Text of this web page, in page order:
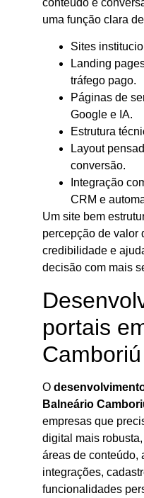
conteúdo e
uma função clara
Sites
Landing
tráfego pago.
Páginas de
Google e IA.
Estrutura
Layout
conversão.
Integração
CRM e
Um site bem
percepção de valor
credibilidade e
decisão com mais
portais
Camboriú
O
Balneário
empresas que
digital mais
áreas de conteúdo,
integrações,
funcionalidades